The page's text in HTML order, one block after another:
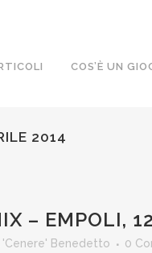
COS’È UN
2014
– EMPOLI,
'Cenere' Benedetto 0